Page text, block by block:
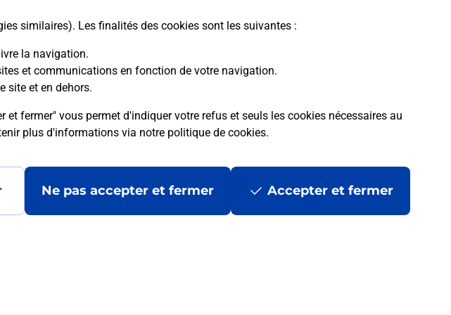
similaires). Les finalités des cookies sont les suivantes :
la navigation.
et communications en fonction de votre navigation.
site et en dehors.
fermer" vous permet d'indiquer votre refus et seuls les cookies nécessaires au
plus d'informations via notre politique de cookies.
Ne pas accepter et fermer Accepter et fermer
boîte aux lettres ?